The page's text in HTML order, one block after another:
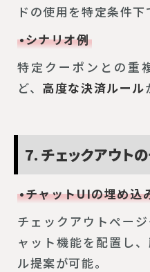
ドの使用を特定条件下
•シナリオ例
特定クーポンとの重
ど、 高度な決済ルール
7. チェックアウト
•チャットUIの埋め込
チェックアウトペー
ャット機能を配置し
ル提案が可能。